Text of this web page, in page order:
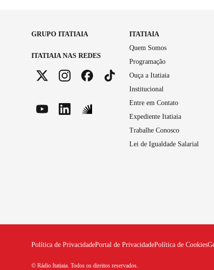
GRUPO ITATIAIA
ITATIAIA NAS REDES
ITATIAIA
Quem Somos
Programação
Ouça a Itatiaia
Institucional
Entre em Contato
Expediente Itatiaia
Trabalhe Conosco
Lei de Igualdade Salarial
Política de PrivacidadePortal de PrivacidadePolítica de Cookies
© Rádio Itatiaia. Todos os direitos reservados.